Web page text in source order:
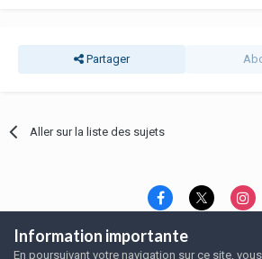
Partager
Aller sur la liste des sujets
Langue Thème
Politique de
Information importante
En poursuivant votre navigation sur ce site, vous